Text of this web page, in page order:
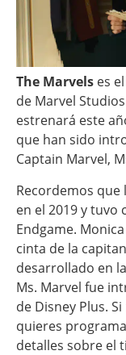
The Marvels es
de Marvel
estrenará este
que han sido
Captain Marvel,
Recordemos
en el 2019 y tuvo
Endgame.
cinta de la
desarrollado en
Ms. Marvel fue
de Disney Plus.
quieres
detalles sobre el